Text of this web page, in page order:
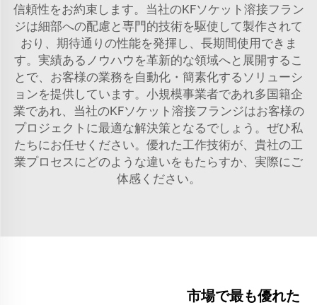
信頼性をお約束します。当社のKFソケット溶接フラン
ジは細部への配慮と専門的技術を駆使して製作されて
おり、期待通りの性能を発揮し、長期間使用できま
す。実績あるノウハウを革新的な領域へと展開するこ
とで、お客様の業務を自動化・簡素化するソリューシ
ョンを提供しています。小規模事業者であれ多国籍企
業であれ、当社のKFソケット溶接フランジはお客様の
プロジェクトに最適な解決策となるでしょう。ぜひ私
たちにお任せください。優れた工作技術が、貴社の工
業プロセスにどのような違いをもたらすか、実際にご
体感ください。
市場で最も優れた